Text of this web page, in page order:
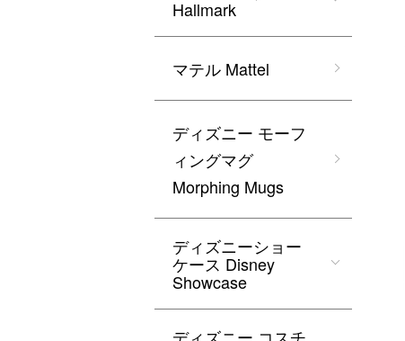
Hallmark
マテル Mattel
ディズニー モーフ
ィングマグ
Morphing Mugs
ディズニーショー
ケース Disney
Showcase